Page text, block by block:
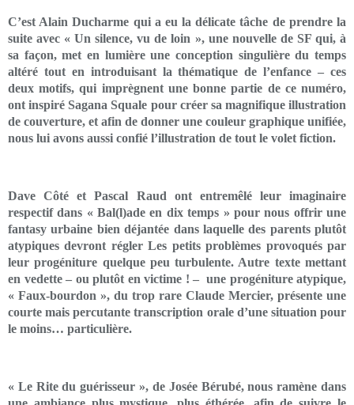
C’est Alain Ducharme qui a eu la délicate tâche de prendre la
suite avec « Un silence, vu de loin », une nouvelle de SF qui, à
sa façon, met en lumière une conception singulière du temps
altéré tout en introduisant la thématique de l’enfance – ces
deux motifs, qui imprègnent une bonne partie de ce numéro,
ont inspiré Sagana Squale pour créer sa magnifique illustration
de couverture, et afin de donner une couleur graphique unifiée,
nous lui avons aussi confié l’illustration de tout le volet fiction.
Dave Côté et Pascal Raud ont entremêlé leur imaginaire
respectif dans « Bal(l)ade en dix temps » pour nous offrir une
fantasy urbaine bien déjantée dans laquelle des parents plutôt
atypiques devront régler Les petits problèmes provoqués par
leur progéniture quelque peu turbulente. Autre texte mettant
en vedette – ou plutôt en victime ! – une progéniture atypique,
« Faux-bourdon », du trop rare Claude Mercier, présente une
courte mais percutante transcription orale d’une situation pour
le moins… particulière.
« Le Rite du guérisseur », de Josée Bérubé, nous ramène dans